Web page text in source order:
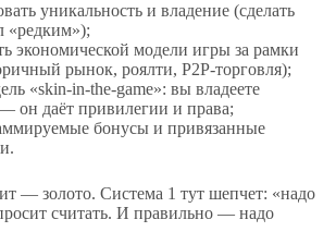
уникальность и владение (сделать
«редким»);
экономической модели игры за рамки
рынок, роялти, P2P‑торговля);
«skin‑in‑the‑game»: вы владеете
он даёт привилегии и права;
бонусы и привязанные
— золото. Система 1 тут шепчет: «надо
считать. И правильно — надо